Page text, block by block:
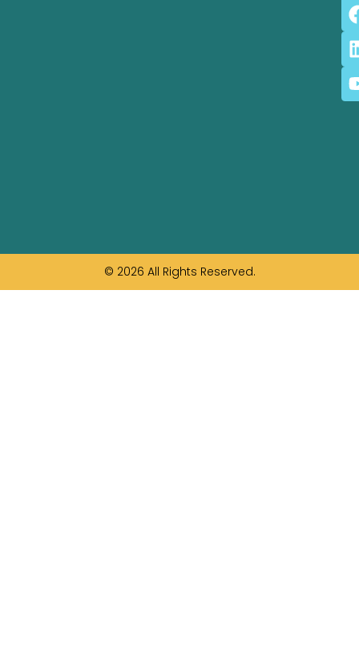
© 2026 All Rights Reserved.